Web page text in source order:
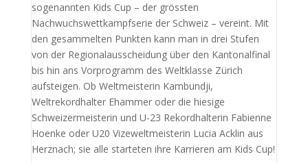
sogenannten Kids Cup – der grössten
Nachwuchswettkampfserie der Schweiz – vereint. Mit
den gesammelten Punkten kann man in drei Stufen
von der Regionalausscheidung über den Kantonalfinal
bis hin ans Vorprogramm des Weltklasse Zürich
aufsteigen. Ob Weltmeisterin Kambundji,
Weltrekordhalter Ehammer oder die hiesige
Schweizermeisterin und U-23 Rekordhalterin Fabienne
Hoenke oder U20 Vizeweltmeisterin Lucia Acklin aus
Herznach; sie alle starteten ihre Karrieren am Kids Cup!